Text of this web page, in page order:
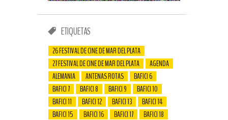
ETIQUETAS
26 FESTIVAL DE CINE DE MAR DEL PLATA
27 FESTIVAL DE CINE DE MAR DEL PLATA
AGENDA
ALEMANIA
ANTENAS ROTAS
BAFICI 6
BAFICI 7
BAFICI 8 BAFICI 9
BAFICI 10
BAFICI 11
BAFICI 12 BAFICI 13
BAFICI 14
BAFICI 15
BAFICI 16 BAFICI 17
BAFICI 18